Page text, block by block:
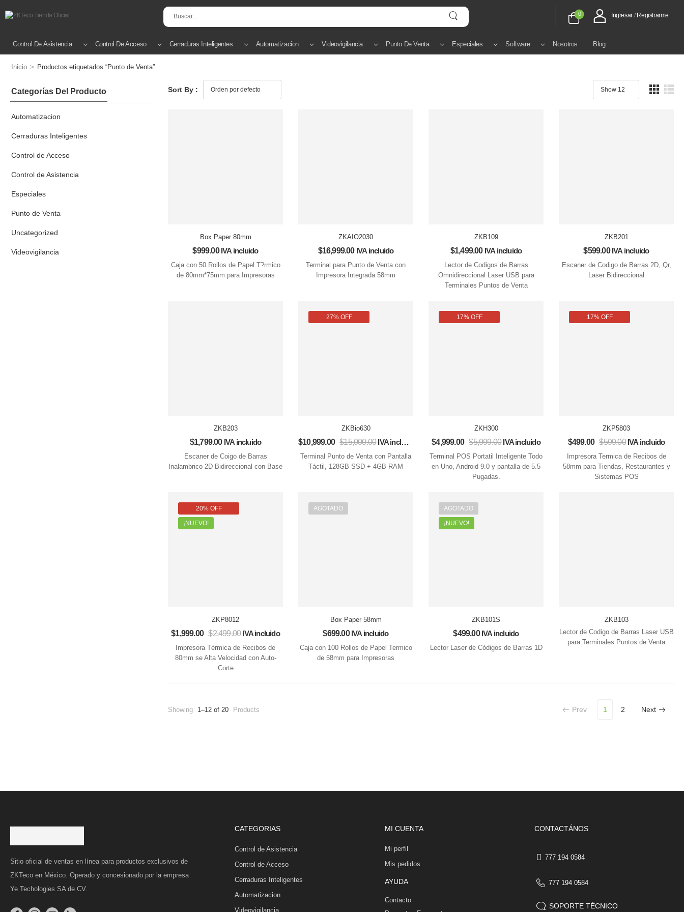
0 Ingresar / Registrarme
Control De Asistencia Control De Acceso Cerraduras Inteligentes Automatizacion Videovigilancia Punto De Venta Especiales Software Nosotros Blog
Inicio > Productos etiquetados “Punto de Venta”
Categorías Del Producto
Automatizacion
Cerraduras Inteligentes
Control de Acceso
Control de Asistencia
Especiales
Punto de Venta
Uncategorized
Videovigilancia
Sort By :
Box Paper 80mm
$999.00 IVA incluido
Caja con 50 Rollos de Papel T?rmico
de 80mm*75mm para Impresoras
ZKAIO2030
$16,999.00 IVA incluido
Terminal para Punto de Venta con
Impresora Integrada 58mm
ZKB109
$1,499.00 IVA incluido
Lector de Codigos de Barras
Omnidireccional Laser USB para
Terminales Puntos de Venta
ZKB201
$599.00 IVA incluido
Escaner de Codigo de Barras 2D, Qr,
Laser Bidireccional
ZKB203
$1,799.00 IVA incluido
Escaner de Coigo de Barras
Inalambrico 2D Bidireccional con Base
27% OFF
ZKBio630
$10,999.00 $15,000.00 IVA incluido
Terminal Punto de Venta con Pantalla
Táctil, 128GB SSD + 4GB RAM
17% OFF
ZKH300
$4,999.00 $5,999.00 IVA incluido
Terminal POS Portatil Inteligente Todo
en Uno, Android 9.0 y pantalla de 5.5
Pugadas.
17% OFF
ZKP5803
$499.00 $599.00 IVA incluido
Impresora Termica de Recibos de
58mm para Tiendas, Restaurantes y
Sistemas POS
20% OFF
¡NUEVO!
ZKP8012
$1,999.00 $2,499.00 IVA incluido
Impresora Térmica de Recibos de
80mm se Alta Velocidad con Auto-
Corte
AGOTADO
Box Paper 58mm
$699.00 IVA incluido
Caja con 100 Rollos de Papel Termico
de 58mm para Impresoras
AGOTADO
¡NUEVO!
ZKB101S
$499.00 IVA incluido
Lector Laser de Códigos de Barras 1D
ZKB103
Lector de Codigo de Barras Laser USB
para Terminales Puntos de Venta
Showing 1–12 of 20 Products Prev 1 2 Next
Sitio oficial de ventas en línea para productos exclusivos de
ZKTeco en México. Operado y concesionado por la empresa
Ye Techologies SA de CV.
CATEGORIAS
Control de Asistencia
Control de Acceso
Cerraduras Inteligentes
Automatizacion
Videovigilancia
MI CUENTA
Mi perfil
Mis pedidos
AYUDA
Contacto
CONTACTÁNOS
777 194 0584
777 194 0584
SOPORTE TÉCNICO